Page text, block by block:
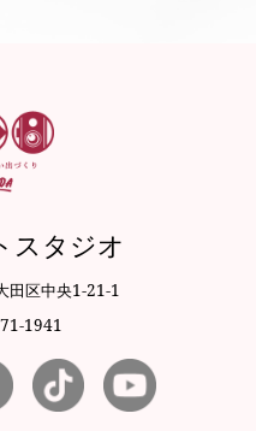
スタジオ
田区中央1-21-1
1941